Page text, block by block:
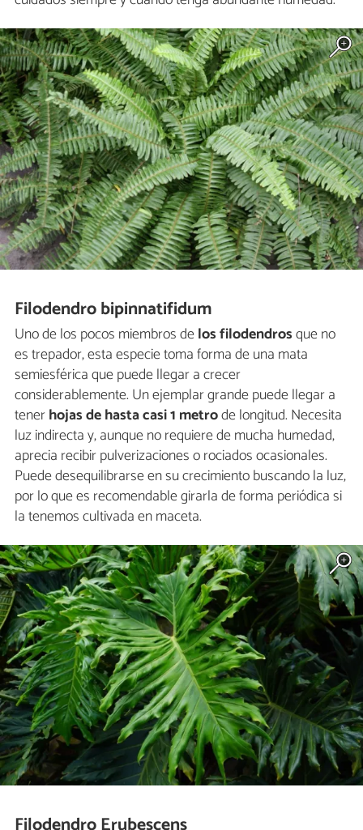
Filodendro bipinnatifidum
Uno de los pocos miembros delos filodendrosque no
es trepador, esta especie toma forma de una mata
semiesférica que puede llegar a crecer
considerablemente. Un ejemplar grande puede llegar a
tenerhojas de hasta casi 1 metrode longitud. Necesita
luz indirecta y, aunque no requiere de mucha humedad,
aprecia recibir pulverizaciones o rociados ocasionales.
Puede desequilibrarse en su crecimiento buscando la luz,
por lo que es recomendable girarla de forma periódica si
la tenemos cultivada en maceta.